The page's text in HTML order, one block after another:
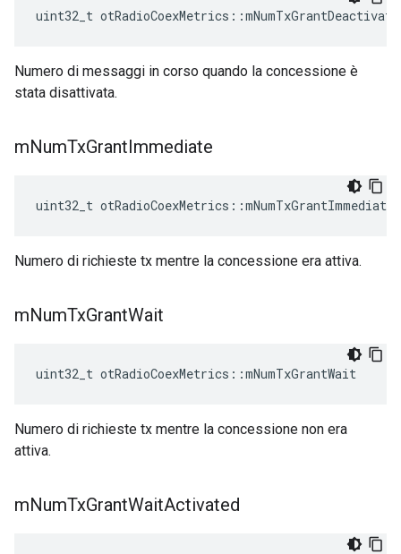
uint32_t otRadioCoexMetrics ::
Numero di messaggi in corso quando la concessione è
stata disattivata.
mNumTxGrantImmediate
uint32_t otRadioCoexMetrics ::mNumTxGrantImmediate
Numero di richieste tx mentre la concessione era attiva.
mNumTxGrantWait
uint32_t otRadioCoexMetrics ::mNumTxGrantWait
Numero di richieste tx mentre la concessione non era
attiva.
mNumTxGrantWaitActivated